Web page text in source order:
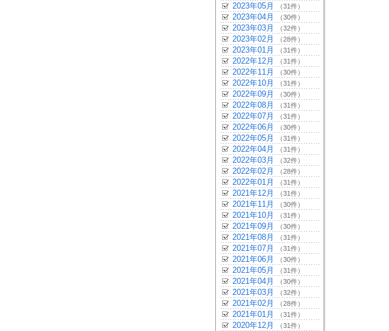
2023年05月 （31件）
2023年04月 （30件）
2023年03月 （32件）
2023年02月 （28件）
2023年01月 （31件）
2022年12月 （31件）
2022年11月 （30件）
2022年10月 （31件）
2022年09月 （30件）
2022年08月 （31件）
2022年07月 （31件）
2022年06月 （30件）
2022年05月 （31件）
2022年04月 （31件）
2022年03月 （32件）
2022年02月 （28件）
2022年01月 （31件）
2021年12月 （31件）
2021年11月 （30件）
2021年10月 （31件）
2021年09月 （30件）
2021年08月 （31件）
2021年07月 （31件）
2021年06月 （30件）
2021年05月 （31件）
2021年04月 （30件）
2021年03月 （32件）
2021年02月 （28件）
2021年01月 （31件）
2020年12月 （31件）